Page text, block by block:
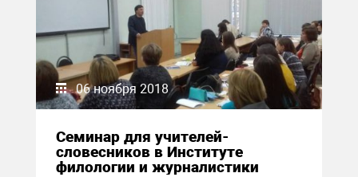
06 ноября 2018
Семинар для учителей-
словесников в Институте
филологии и журналистики